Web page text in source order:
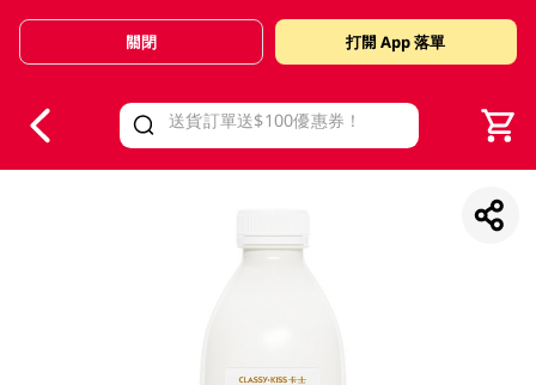
Valid Until 30 June 2026
關閉 打開 App 落單